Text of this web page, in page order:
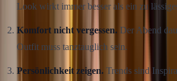
Look wirkt immer besser als ein zu
Komfort nicht vergessen. Der Abend
Outfit muss tanztauglich sein.
Persönlichkeit zeigen. Trends sind